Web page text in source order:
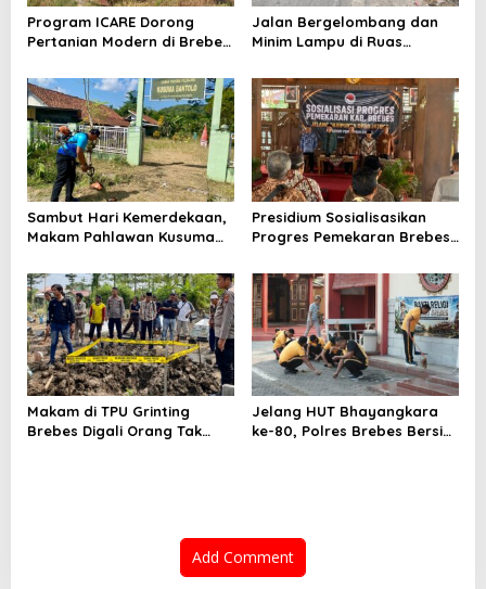
Program ICARE Dorong
Pertanian Modern di Brebes,
Tembus 10,2 Ton per Hektare
Jalan Bergelombang dan
Minim Lampu di Ruas
Telan Korban, Innova
Hantam Pohon di
Bantarkawung
Sambut Hari Kemerdekaan,
Makam Pahlawan Kusuma
Dibersihkan
Presidium Sosialisasikan
Progres Pemekaran Brebes
Pansus DPRD Jateng Jadi
Tahap Berikutnya
Makam di TPU Grinting
Brebes Digali Orang Tak
Jelang HUT Bhayangkara
ke-80, Polres Brebes Bersih-
Add Comment